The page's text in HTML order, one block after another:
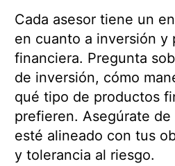
Cada asesor tiene un
en cuanto a inversión y
financiera. Pregunta
de inversión, cómo
qué tipo de productos
prefieren. Asegúrate
esté alineado con tus
y tolerancia al riesgo.